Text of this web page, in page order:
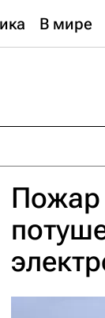
В мире
Пожар